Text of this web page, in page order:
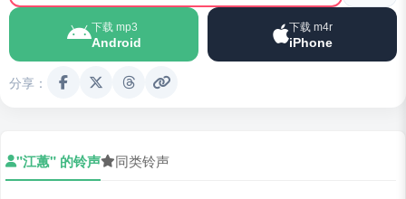
下载 mp3
Android
下载 m4r
iPhone
分享：
"江蕙" 的铃声 同类铃声